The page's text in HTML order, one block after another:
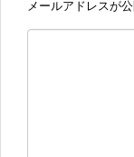
メールアドレスが